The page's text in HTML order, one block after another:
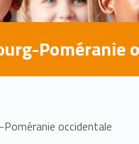
Poméranie
occidentale